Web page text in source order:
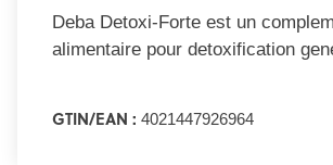
Deba Detoxi-Forte est un
alimentaire pour detoxification
GTIN/EAN : 4021447926964